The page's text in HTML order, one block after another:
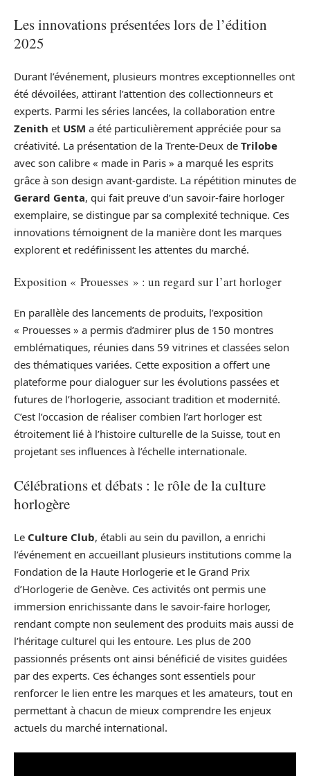
Les innovations présentées lors de l’édition
2025
Durant l’événement, plusieurs montres exceptionnelles ont
été dévoilées, attirant l’attention des collectionneurs et
experts. Parmi les séries lancées, la collaboration entre
Zenith et USM a été particulièrement appréciée pour sa
créativité. La présentation de la Trente-Deux de Trilobe
avec son calibre « made in Paris » a marqué les esprits
grâce à son design avant-gardiste. La répétition minutes de
Gerard Genta, qui fait preuve d’un savoir-faire horloger
exemplaire, se distingue par sa complexité technique. Ces
innovations témoignent de la manière dont les marques
explorent et redéfinissent les attentes du marché.
Exposition « Prouesses » : un regard sur l’art horloger
En parallèle des lancements de produits, l’exposition
« Prouesses » a permis d’admirer plus de 150 montres
emblématiques, réunies dans 59 vitrines et classées selon
des thématiques variées. Cette exposition a offert une
plateforme pour dialoguer sur les évolutions passées et
futures de l’horlogerie, associant tradition et modernité.
C’est l’occasion de réaliser combien l’art horloger est
étroitement lié à l’histoire culturelle de la Suisse, tout en
projetant ses influences à l’échelle internationale.
Célébrations et débats : le rôle de la culture
horlogère
Le Culture Club, établi au sein du pavillon, a enrichi
l’événement en accueillant plusieurs institutions comme la
Fondation de la Haute Horlogerie et le Grand Prix
d’Horlogerie de Genève. Ces activités ont permis une
immersion enrichissante dans le savoir-faire horloger,
rendant compte non seulement des produits mais aussi de
l’héritage culturel qui les entoure. Les plus de 200
passionnés présents ont ainsi bénéficié de visites guidées
par des experts. Ces échanges sont essentiels pour
renforcer le lien entre les marques et les amateurs, tout en
permettant à chacun de mieux comprendre les enjeux
actuels du marché international.